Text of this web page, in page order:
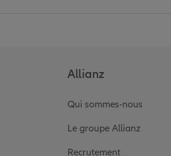
Allianz
Qui sommes-nous
Le groupe Allianz
Recrutement